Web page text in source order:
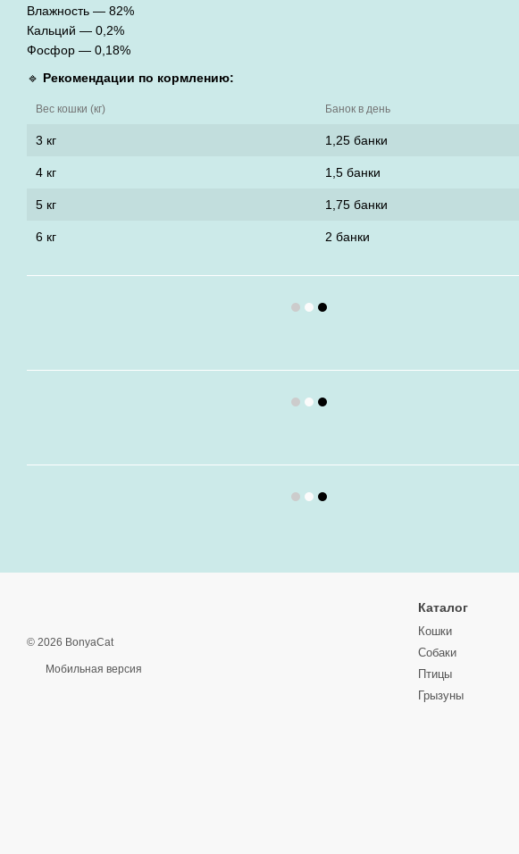
Влажность — 82%
Кальций — 0,2%
Фосфор — 0,18%
🔹 Рекомендации по кормлению:
Вес кошки (кг) Банок в день
3 кг 1,25 банки
4 кг 1,5 банки
5 кг 1,75 банки
6 кг 2 банки
© 2026 BonyaCat
Мобильная версия
Каталог
Кошки
Собаки
Птицы
Грызуны